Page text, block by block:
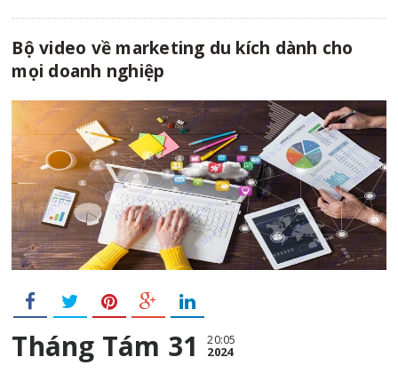
Bộ video về marketing du kích dành cho
mọi doanh nghiệp
Tháng Tám 31 20:05
2024